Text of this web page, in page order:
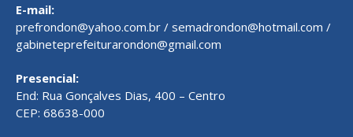
E-mail:
prefrondon@yahoo.com.br / semadrondon@hotmail.com /
gabineteprefeiturarondon@gmail.com
Presencial:
End: Rua Gonçalves Dias, 400 – Centro
CEP: 68638-000